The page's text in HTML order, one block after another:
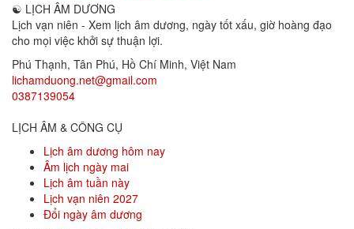
☯ LỊCH ÂM DƯƠNG
Lịch vạn niên - Xem lịch âm dương, ngày tốt xấu, giờ hoàng đạo
cho mọi việc khởi sự thuận lợi.
Phú Thạnh, Tân Phú, Hồ Chí Minh, Việt Nam
lichamduong.net@gmail.com
0387139054
LỊCH ÂM & CÔNG CỤ
Lịch âm dương hôm nay
Âm lịch ngày mai
Lịch âm tuần này
Lịch vạn niên 2027
Đổi ngày âm dương